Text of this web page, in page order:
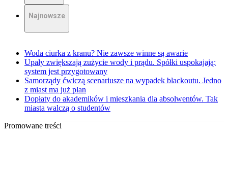
Najnowsze
Woda ciurka z kranu? Nie zawsze winne są awarie
Upały zwiększają zużycie wody i prądu. Spółki uspokajają:
system jest przygotowany
Samorządy ćwiczą scenariusze na wypadek blackoutu. Jedno
z miast ma już plan
Dopłaty do akademików i mieszkania dla absolwentów. Tak
miasta walczą o studentów
Promowane treści